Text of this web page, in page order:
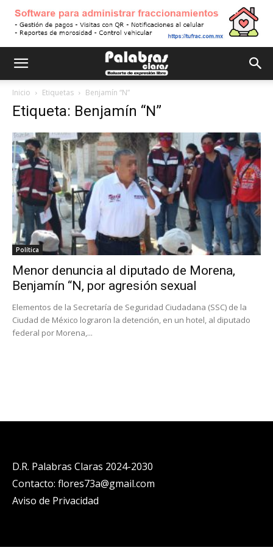
Inicio Etiquetas Benjamín “N”
Etiqueta: Benjamín “N”
Política
Menor denuncia al diputado de Morena,
Benjamín “N, por agresión sexual
Elementos de la Secretaría de Seguridad Ciudadana (SSC) de la
Ciudad de México lograron la detención, en un hotel, al diputado
federal por Morena,...
D.R. Palabras Claras 2024-2030
Contacto: flores73a@gmail.com
Aviso de Privacidad